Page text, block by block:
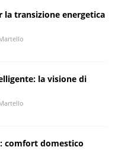
la transizione energetica
la visione di
comfort domestico